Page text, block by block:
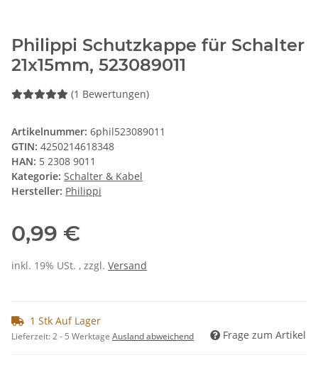
Philippi Schutzkappe für Schalter
21x15mm, 523089011
(1 Bewertungen)
Artikelnummer: 6phil523089011
GTIN: 4250214618348
HAN: 5 2308 9011
Kategorie: Schalter & Kabel
Hersteller: Philippi
0,99 €
inkl. 19% USt. , zzgl. Versand
1 Stk Auf Lager
Lieferzeit:2 - 5 Werktage Ausland abweichend Frage zum Artikel